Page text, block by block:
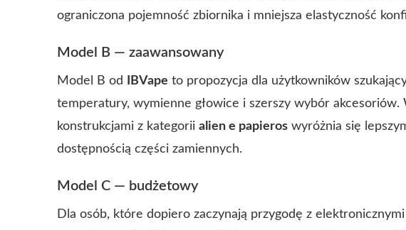
ograniczona pojemność zbiornika i mniejsza elastyczność
Model B — zaawansowany
Model B od IBVape to propozycja dla użytkowników
temperatury, wymienne głowice i szerszy wybór
konstrukcjami z kategorii alien e papieros wyróżnia się
dostępnością części zamiennych.
Model C — budżetowy
Dla osób, które dopiero zaczynają przygodę z